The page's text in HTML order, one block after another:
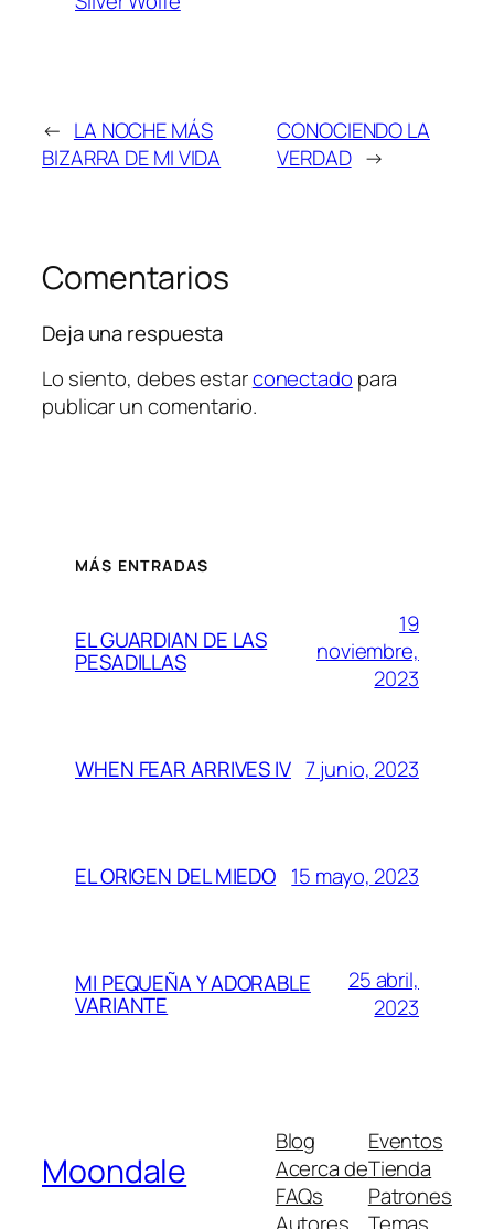
← LA NOCHE MÁS
BIZARRA DE MI VIDA
CONOCIENDO LA
VERDAD →
Comentarios
Deja una respuesta
Lo siento, debes estarconectado para
publicar un comentario.
MÁS ENTRADAS
EL GUARDIAN DE LAS
PESADILLAS
19
noviembre,
2023
WHEN FEAR ARRIVES IV 7 junio, 2023
EL ORIGEN DEL MIEDO 15 mayo, 2023
MI PEQUEÑA Y ADORABLE
VARIANTE
25 abril,
2023
Moondale
Blog
Acerca de
FAQs
Eventos
Tienda
Patrones